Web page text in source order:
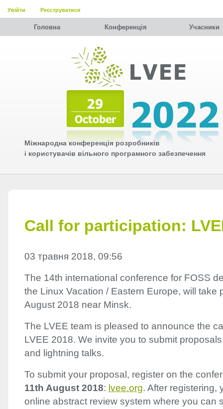
Увійти Реєструватися
Головна Конференція Учасники
Міжнародна конференція розробників
і користувачів вільного програмного забезпечення
Call for participation:
03 травня 2018, 09:56
The 14th international conference for FOSS
the Linux Vacation / Eastern Europe, will
August 2018 near Minsk.
The LVEE team is pleased to announce the
LVEE 2018. We invite you to submit
and lightning talks.
To submit your proposal, register on the
11th August 2018: lvee.org. After registering,
online abstract review system where you can